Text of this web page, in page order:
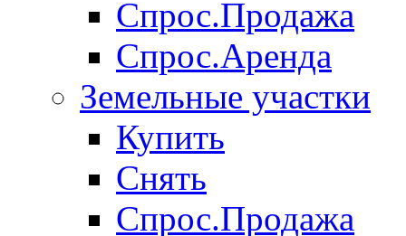
Спрос.Продажа
Спрос.Аренда
Земельные участки
Купить
Снять
Спрос.Продажа